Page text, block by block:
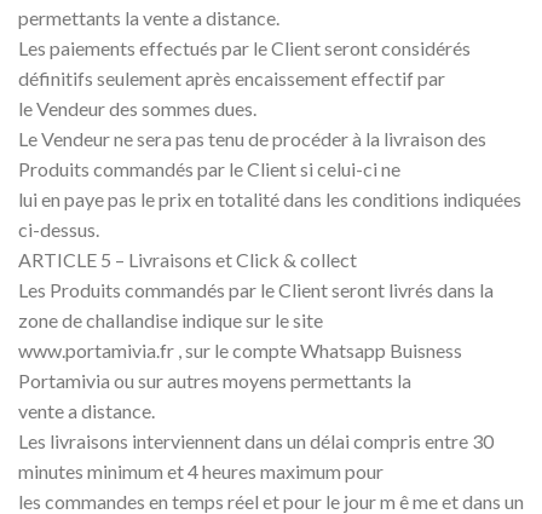
permettants la vente a distance.
Les paiements effectués par le Client seront considérés
définitifs seulement après encaissement effectif par
le Vendeur des sommes dues.
Le Vendeur ne sera pas tenu de procéder à la livraison des
Produits commandés par le Client si celui-ci ne
lui en paye pas le prix en totalité dans les conditions indiquées
ci-dessus.
ARTICLE 5 – Livraisons et Click & collect
Les Produits commandés par le Client seront livrés dans la
zone de challandise indique sur le site
www.portamivia.fr , sur le compte Whatsapp Buisness
Portamivia ou sur autres moyens permettants la
vente a distance.
Les livraisons interviennent dans un délai compris entre 30
minutes minimum et 4 heures maximum pour
les commandes en temps réel et pour le jour m ê me et dans un